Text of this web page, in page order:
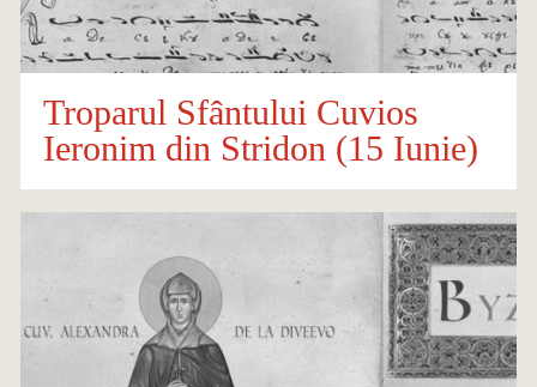
Troparul Sfântului Cuvios
Ieronim din Stridon (15 Iunie)